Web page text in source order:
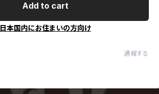
Add to cart
日本国内にお住まいの方向け
通報する